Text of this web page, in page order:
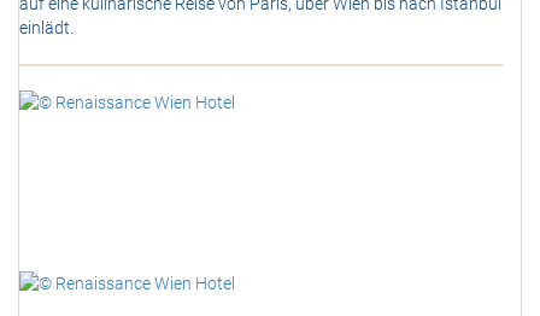
auf eine kulinarische Reise von Paris, über Wien bis nach Istanbul
einlädt.